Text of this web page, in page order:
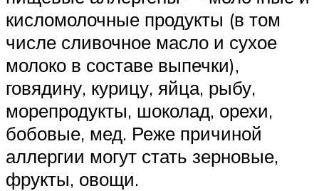
кисломолочные продукты (в том
числе сливочное масло и сухое
молоко в составе выпечки),
говядину, курицу, яйца, рыбу,
морепродукты, шоколад, орехи,
бобовые, мед. Реже причиной
аллергии могут стать зерновые,
фрукты, овощи.